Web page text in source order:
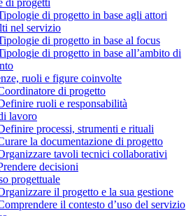
di progetti
di progetto in base agli attori
nel servizio
di progetto in base al focus
di progetto in base all’ambito di
ruoli e figure coinvolte
di progetto
ruoli e responsabilità
lavoro
processi, strumenti e rituali
la documentazione di progetto
tavoli tecnici collaborativi
decisioni
progettuale
il progetto e la sua gestione
il contesto d’uso del servizio